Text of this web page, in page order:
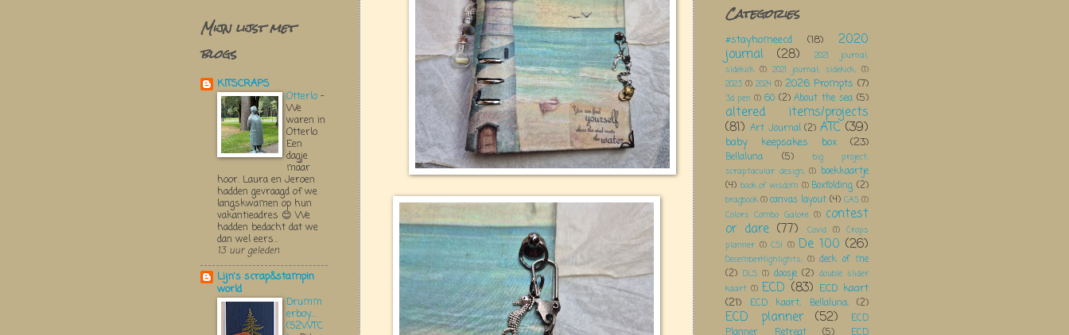
Mijn lijst met
blogs
KITSCRAPS
Otterlo -
We
waren in
Otterlo.
Een
dagje
maar
hoor. Laura en Jeroen
hadden gevraagd of we
langskwamen op hun
vakantieadres 😊 We
hadden bedacht dat we
dan wel eers...
13 uur geleden
Lijn's scrap&stampin
world
Drumm
erboy....
(52WTC
Categories
#stayhomeecd (18) 2020
journal (28)
2021 journal;
sidekick (1) 2021 journal; sidekick; (1)
2023 (1) 2024 (1) 2026 Prompts (7)
3d pen (1) 60 (2) About the sea (5)
altered items/projects
(81) Art Journal (2) ATC (39)
baby keepsakes box (23)
Bellaluna (5)
big project;
scraptacular design; (1) boekkaartje
(4) book of wisdom (1) Boxfolding (2)
bragbook(1)canvas layout (4) CAS(1)
Colors Combo Galore (1) contest
or dare (77) Covid (1) Crops
planner (1) CSI (1) De 100 (26)
DecemberHighlights; (1) deck of me
(2) DLS (1) doosje (2) double slider
kaart (1) ECD (83) ECD kaart
(21)
ECD kaart; Bellaluna; (2)
ECD planner (52)
ECD